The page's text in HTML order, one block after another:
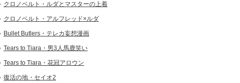
クロノベルト・ルダとマスターの上着
クロノベルト・アルフレッド×ルダ
Bullet Butlers・テレカ妄想漫画
Tears to Tiara・男3人馬鹿笑い
Tears to Tiara・花冠アロウン
復活の地・セイオ2